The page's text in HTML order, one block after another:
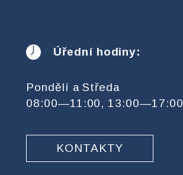
Úřední hodiny:
Pondělí a Středa
08:00—11:00, 13:00—17:00
KONTAKTY